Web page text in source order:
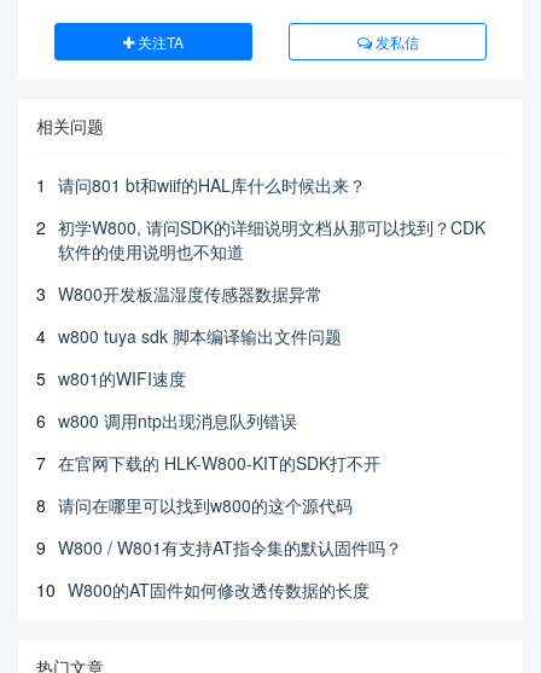
关注TA 发私信
相关问题
1
请问801 bt和wiif的HAL库什么时候出来？
2 初学W800, 请问SDK的详细说明文档从那可以找到？CDK
软件的使用说明也不知道
3 W800开发板温湿度传感器数据异常
4 w800 tuya sdk 脚本编译输出文件问题
5 w801的WIFI速度
6 w800 调用ntp出现消息队列错误
7 在官网下载的 HLK-W800-KIT的SDK打不开
8 请问在哪里可以找到w800的这个源代码
9 W800 / W801有支持AT指令集的默认固件吗？
10 W800的AT固件如何修改透传数据的长度
热门文章